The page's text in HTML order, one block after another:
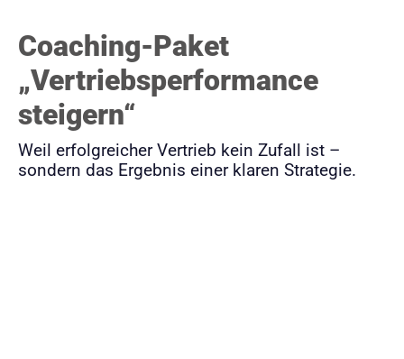
Coaching-Paket
„Vertriebsperformance
steigern“
Weil erfolgreicher Vertrieb kein Zufall ist –
sondern das Ergebnis einer klaren Strategie.